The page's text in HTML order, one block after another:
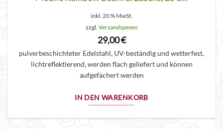
inkl. 20 % MwSt.
zzgl. Versandspesen
29,00€
pulverbeschichteter Edelstahl, UV-beständig und wetterfest,
lichtreflektierend, werden flach geliefert und können
aufgefächert werden
IN DEN WARENKORB